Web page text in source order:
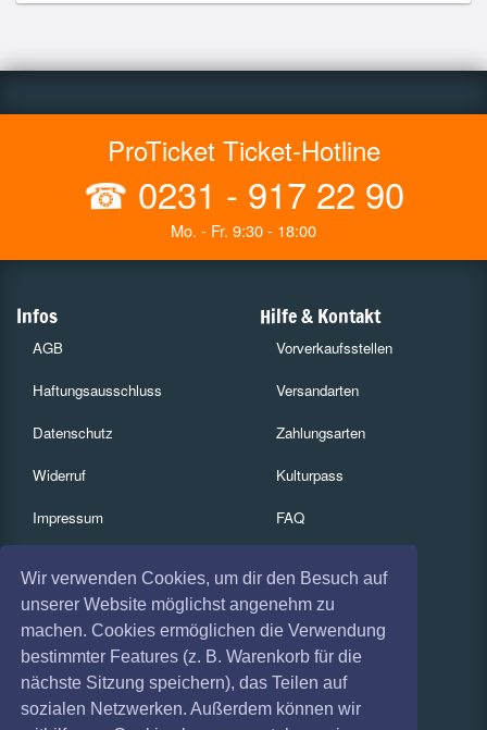
Wir verwenden Cookies, um dir den Besuch auf
unserer Website möglichst angenehm zu
machen. Cookies ermöglichen die Verwendung
bestimmter Features (z. B. Warenkorb für die
nächste Sitzung speichern), das Teilen auf
sozialen Netzwerken. Außerdem können wir
ProTicket Ticket-Hotline
☎ 0231 - 917 22 90
Mo. - Fr. 9:30 - 18:00
Infos
AGB
Haftungsausschluss
Datenschutz
Widerruf
Impressum
Coronavirus (COVID 19)
Hilfe & Kontakt
Vorverkaufsstellen
Versandarten
Zahlungsarten
Kulturpass
FAQ
Services
Gutscheine
Geschäftskunden
Kartenrückgabe